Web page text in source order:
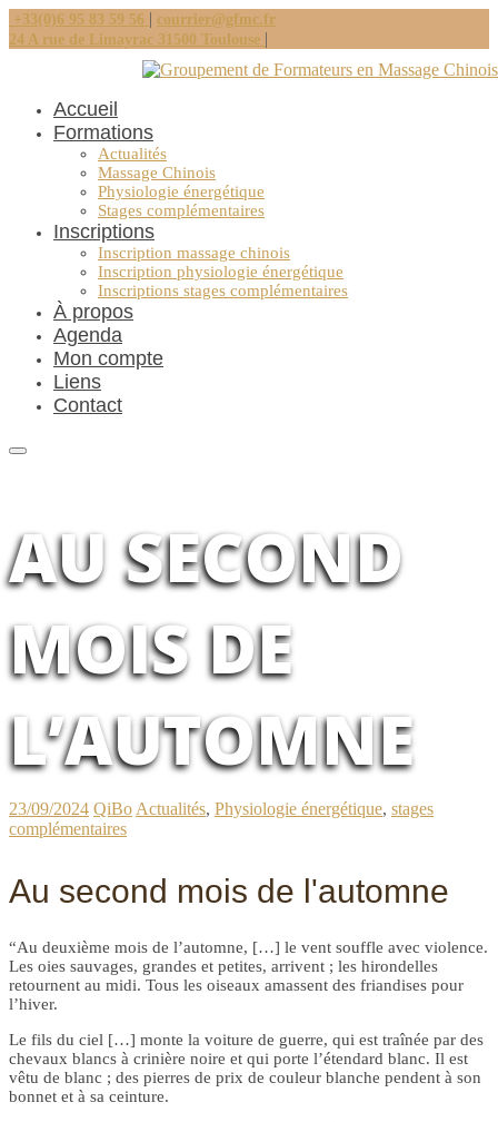
+33(0)6 95 83 59 56 | courrier@gfmc.fr
24 A rue de Limayrac 31500 Toulouse |
Accueil
Formations
Actualités
Massage Chinois
Physiologie énergétique
Stages complémentaires
Inscriptions
Inscription massage chinois
Inscription physiologie énergétique
Inscriptions stages complémentaires
À propos
Agenda
Mon compte
Liens
Contact
AU SECOND
MOIS DE
L’AUTOMNE
23/09/2024 QiBo Actualités, Physiologie énergétique, stages
complémentaires
Au second mois de l'automne
“Au deuxième mois de l’automne, […] le vent souffle avec violence.
Les oies sauvages, grandes et petites, arrivent ; les hirondelles
retournent au midi. Tous les oiseaux amassent des friandises pour
l’hiver.
Le fils du ciel […] monte la voiture de guerre, qui est traînée par des
chevaux blancs à crinière noire et qui porte l’étendard blanc. Il est
vêtu de blanc ; des pierres de prix de couleur blanche pendent à son
bonnet et à sa ceinture.